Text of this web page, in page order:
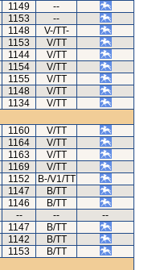
1149
--
1153
--
1148
V-/TT-
1153
V/TT
1144
V/TT
1154
V/TT
1155
V/TT
1148
V/TT
1134
V/TT
1160
V/TT
1164
V/TT
1163
V/TT
1169
V/TT
1152
B-/V1/TT
1147
B/TT
1146
B/TT
-- --
--
1147
B/TT
1142
B/TT
1153
B/TT